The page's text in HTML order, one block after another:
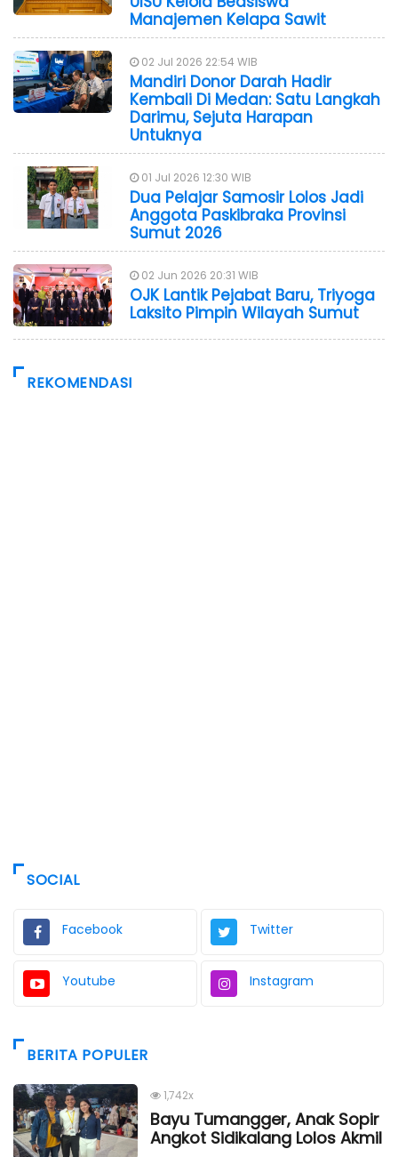
Manajemen Kelapa Sawit
02 Jul 2026 22:54 WIB
Mandiri Donor Darah Hadir
Kembali Di Medan: Satu Langkah
Darimu, Sejuta Harapan
Untuknya
01 Jul 2026 12:30 WIB
Dua Pelajar Samosir Lolos Jadi
Anggota Paskibraka Provinsi
Sumut 2026
02 Jun 2026 20:31 WIB
OJK Lantik Pejabat Baru, Triyoga
Laksito Pimpin Wilayah Sumut
REKOMENDASI
SOCIAL
Facebook Twitter
Youtube Instagram
BERITA POPULER
1,742x
Bayu Tumangger, Anak Sopir
Angkot Sidikalang Lolos Akmil